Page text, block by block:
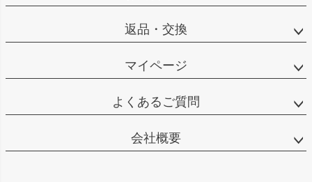
返品・交換
マイページ
よくあるご質問
会社概要